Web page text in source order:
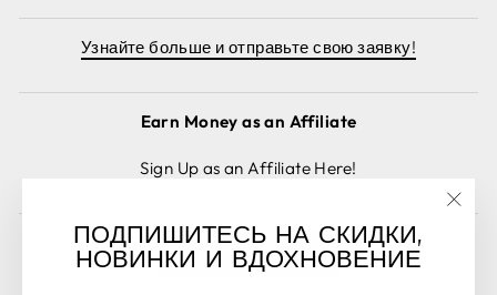
Узнайте больше и отправьте свою заявку!
Earn Money as an Affiliate
Sign Up as an Affiliate Here!
Отменить заказ
ПОДПИШИТЕСЬ НА СКИДКИ,
НОВИНКИ И ВДОХНОВЕНИЕ